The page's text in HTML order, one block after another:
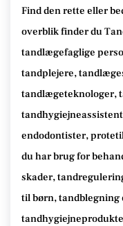
Find den rette eller
overblik finder du
tandlægefaglige
tandplejere,
tandlægeteknologer,
endodontister,
du har brug for
skader,
til børn,